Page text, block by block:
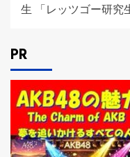
生 「レッツゴー研究
PR